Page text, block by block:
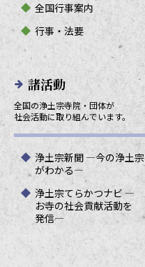
全国行事案内
行事・法要
諸活動
全国の浄土宗寺院・団体が
社会活動に取り組んでいます。
浄土宗新聞 ―今の浄土宗
がわかる―
浄土宗てらかつナビ ―
お寺の社会貢献活動を
発信―